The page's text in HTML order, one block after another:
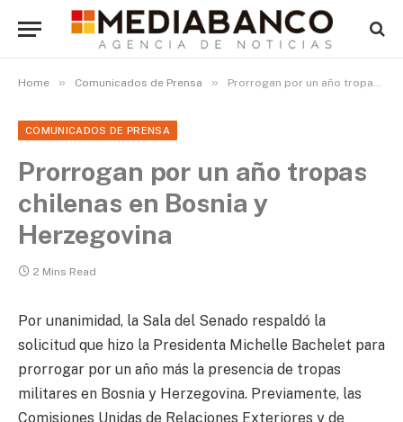
Home » Comunicados de Prensa » Prorrogan por un año tropas chilenas en Bosnia y Herzegovina
COMUNICADOS DE PRENSA
Prorrogan por un año tropas
chilenas en Bosnia y
Herzegovina
2 Mins Read
Por unanimidad, la Sala del Senado respaldó la
solicitud que hizo la Presidenta Michelle Bachelet para
prorrogar por un año más la presencia de tropas
militares en Bosnia y Herzegovina. Previamente, las
Comisiones Unidas de Relaciones Exteriores y de